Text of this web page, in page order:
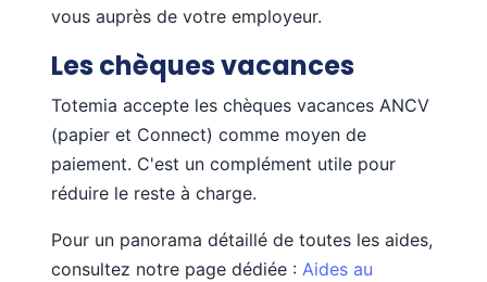
vous auprès de votre employeur.
Les chèques vacances
Totemia accepte les chèques vacances ANCV
(papier et Connect) comme moyen de
paiement. C'est un complément utile pour
réduire le reste à charge.
Pour un panorama détaillé de toutes les aides,
consultez notre page dédiée : Aides au